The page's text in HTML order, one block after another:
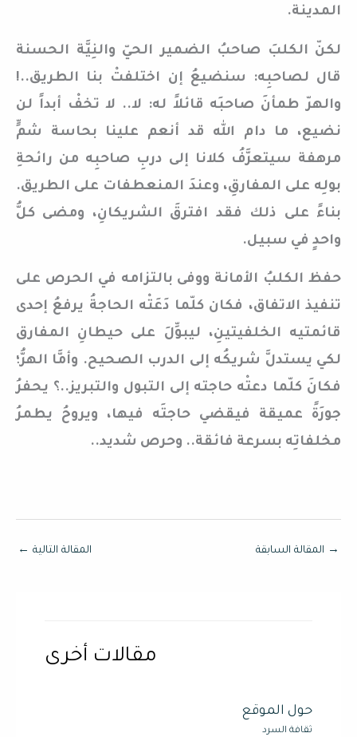
المدينة.
لكنّ الكلبَ صاحبُ الضمير الحيّ والنِيَّة الحسنة
قال لصاحبِه: سنضيعُ إن اختلفتْ بنا الطريق..!
والهرّ طمأنَ صاحبَه قائلاً له: لا.. لا تخفْ أبداً لن
نضيع، ما دام الله قد أنعم علينا بحاسة شمٍّ
مرهفة سيتعرَّفُ كلانا إلى دربِ صاحبِه من رائحةِ
بولِه على المفارقِ، وعندَ المنعطفات على الطريق.
بناءً على ذلك فقد افترقَ الشريكانِ، ومضى كلُّ
واحدٍ في سبيل.
حفظ الكلبُ الأمانة ووفى بالتزامه في الحرص على
تنفيذ الاتفاق، فكان كلّما دَعَتْه الحاجةُ يرفعُ إحدى
قائمتيه الخلفيتينِ، ليبوِّلَ على حيطانِ المفارق
لكي يستدلَّ شريكُه إلى الدرب الصحيح. وأمَّا الهرُّ؛
فكانَ كلّما دعتْه حاجته إلى التبول والتبريز..؟ يحفرُ
جورَةً عميقة فيقضي حاجتَه فيها، ويروحُ يطمرُ
مخلفاتِه بسرعة فائقة.. وحرص شديد..
→ المقالة السابقة المقالة التالية ←
مقالات أخرى
حول الموقع
ثقافة السرد